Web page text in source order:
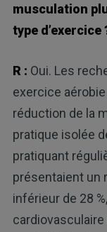
musculation
type d’exercice
R : Oui. Les
exercice
réduction de la
pratique isolée
pratiquant
présentaient un
inférieur de 28